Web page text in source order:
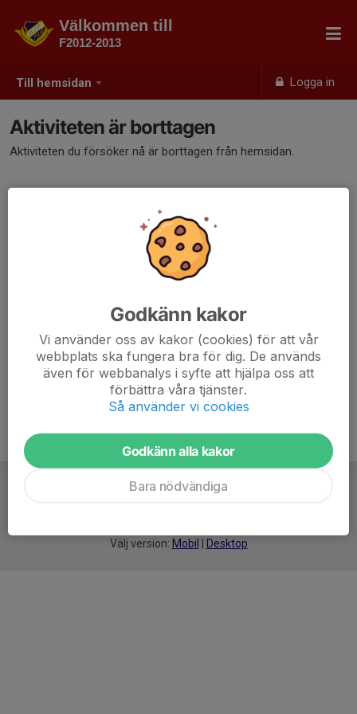
Till hemsidan Logga in
Välkommen till
F2012-2013
Aktiviteten är borttagen
Aktiviteten du försöker nå är borttagen från hemsidan.
Välj version: Mobil Desktop
Godkänn kakor
Vi använder oss av kakor (cookies) för att vår
webbplats ska fungera bra för dig. De används
även för webbanalys i syfte att hjälpa oss att
förbättra våra tjänster.
Så använder vi cookies
Godkänn alla kakor
Bara nödvändiga